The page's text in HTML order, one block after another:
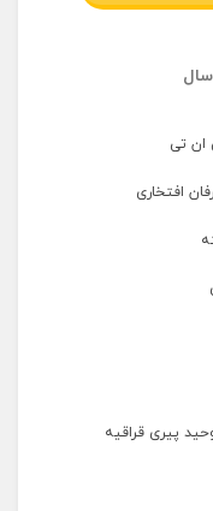
سال
افتخاری
پیری قراقیه